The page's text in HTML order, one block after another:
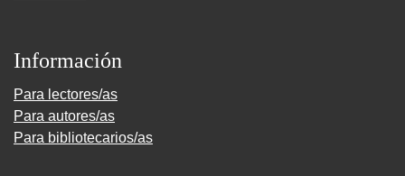
Información
Para lectores/as
Para autores/as
Para bibliotecarios/as